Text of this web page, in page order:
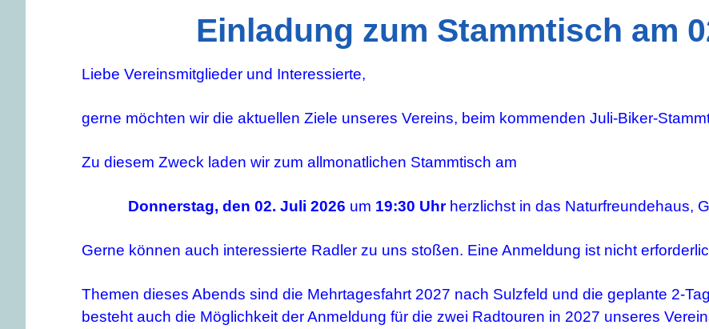
Einladung zum Stammtisch am
Liebe Vereinsmitglieder und Interessierte,
gerne möchten wir die aktuellen Ziele unseres Vereins, beim kommenden Juli-Biker-
Zu diesem Zweck laden wir zum allmonatlichen Stammtisch am
Donnerstag, den 02. Juli 2026 um 19:30 Uhrherzlichst in das Naturfreundehaus,
Gerne können auch interessierte Radler zu uns stoßen. Eine Anmeldung ist nicht
Themen dieses Abends sind die Mehrtagesfahrt 2027 nach Sulzfeld und die geplante 2-
besteht auch die Möglichkeit der Anmeldung für die zwei Radtouren in 2027 unseres